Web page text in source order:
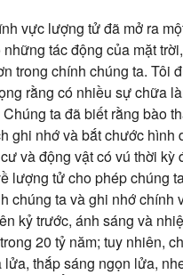
vực lượng tử đã mở ra
tác động của mặt
trong chính chúng ta. Tôi
rằng có nhiều sự chữa
ta đã biết rằng bào
ghi nhớ và bắt chước hình
và động vật có vú thời kỳ
lượng tử cho phép chúng
chúng ta và ghi nhớ chính
kỷ trước, ánh sáng và
20 tỷ năm; tuy nhiên,
lửa, thắp sáng ngọn lửa,